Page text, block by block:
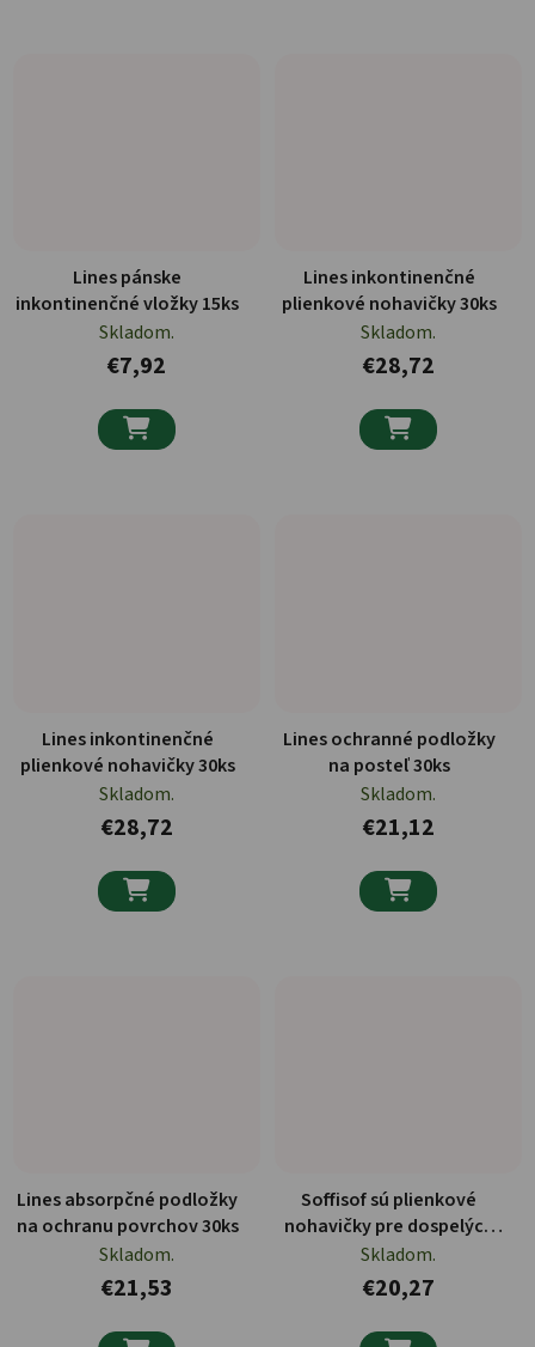
Lines pánske
inkontinenčné vložky 15ks
Skladom.
€7,92

Lines inkontinenčné
plienkové nohavičky 30ks
Skladom.
€28,72

Lines inkontinenčné
plienkové nohavičky 30ks
Skladom.
€28,72

Lines ochranné podložky
na posteľ 30ks
Skladom.
€21,12

Lines absorpčné podložky
na ochranu povrchov 30ks
Skladom.
€21,53
Soffisof sú plienkové
nohavičky pre dospelých
14ks
Skladom.
€20,27